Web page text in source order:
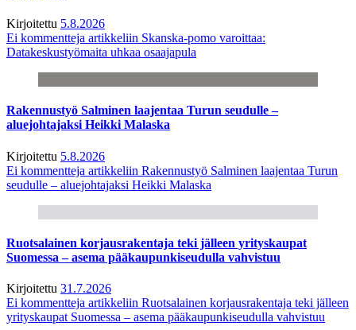
Kirjoitettu 5.8.2026
Ei kommentteja artikkeliin Skanska-pomo varoittaa:
Datakeskustyömaita uhkaa osaajapula
Rakennustyö Salminen laajentaa Turun seudulle –
aluejohtajaksi Heikki Malaska
Kirjoitettu 5.8.2026
Ei kommentteja artikkeliin Rakennustyö Salminen laajentaa Turun
seudulle – aluejohtajaksi Heikki Malaska
Ruotsalainen korjausrakentaja teki jälleen yrityskaupat
Suomessa – asema pääkaupunkiseudulla vahvistuu
Kirjoitettu 31.7.2026
Ei kommentteja artikkeliin Ruotsalainen korjausrakentaja teki jälleen
yrityskaupat Suomessa – asema pääkaupunkiseudulla vahvistuu